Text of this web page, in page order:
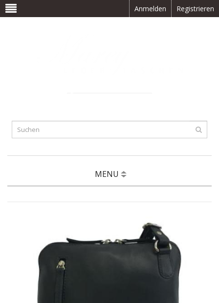
Anmelden Registrieren
MENU